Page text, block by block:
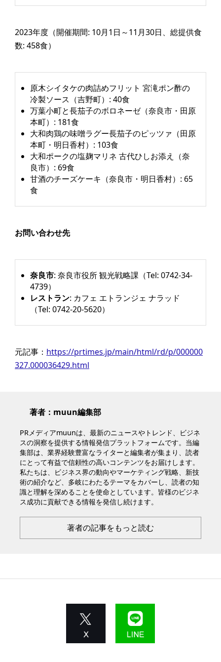
2023年度（開催期間: 10月1日～11月30日、総提供食
数: 458食）
原木シイタケの肉詰めフリット 宮滝ポン酢の
冷製ソース（吉野町）: 40食
万葉小町と長茄子のボロネーゼ（奈良市・田原
本町）: 181食
大和肉鶏の味噌ラグー長茄子のピッツァ（田原
本町・明日香村）: 103食
大和ポークの塩麹マリネ 古代ひしお添え（奈
良市）: 69食
甘酒のチーズケーキ（奈良市・明日香村）: 65
食
お問い合わせ先
奈良市: 奈良市役所 観光戦略課（Tel: 0742-34-
4739）
レストラン: カフェ エトランジェ ナラッド
（Tel: 0742-20-5620）
元記事： https://prtimes.jp/main/html/rd/p/000000
327.000036429.html
著者：muun編集部
PRメディアmuunは、最新のニュースやトレンド、ビジネ
スの洞察を提供する情報発信プラットフォームです。当編
集部は、業界経験豊富なライターと編集者が集まり、読者
にとって有益で信頼性の高いコンテンツをお届けします。
私たちは、ビジネス界の動向やマーケティング戦略、新技
術の紹介など、多岐にわたるテーマをカバーし、読者の知
識と理解を深めることを使命としています。皆様のビジネ
ス成功に貢献できる情報を発信し続けます。
著者の記事をもっと読む